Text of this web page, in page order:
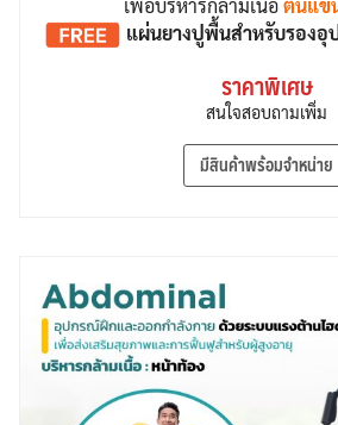
เพื่อบริหารกล้ามเนื้อต้นแข
แผ่นยางปูพื้นสำหรับรอง
ราคาพิเศษ
สนใจสอบถามเพิ่ม
มีสินค้าพร้อมจำหน่าย